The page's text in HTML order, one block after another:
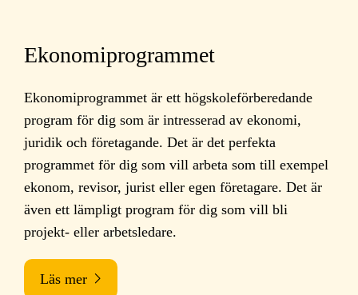
Ekonomiprogrammet
Ekonomiprogrammet är ett högskoleförberedande
program för dig som är intresserad av ekonomi,
juridik och företagande. Det är det perfekta
programmet för dig som vill arbeta som till exempel
ekonom, revisor, jurist eller egen företagare. Det är
även ett lämpligt program för dig som vill bli
projekt- eller arbetsledare.
Läs mer